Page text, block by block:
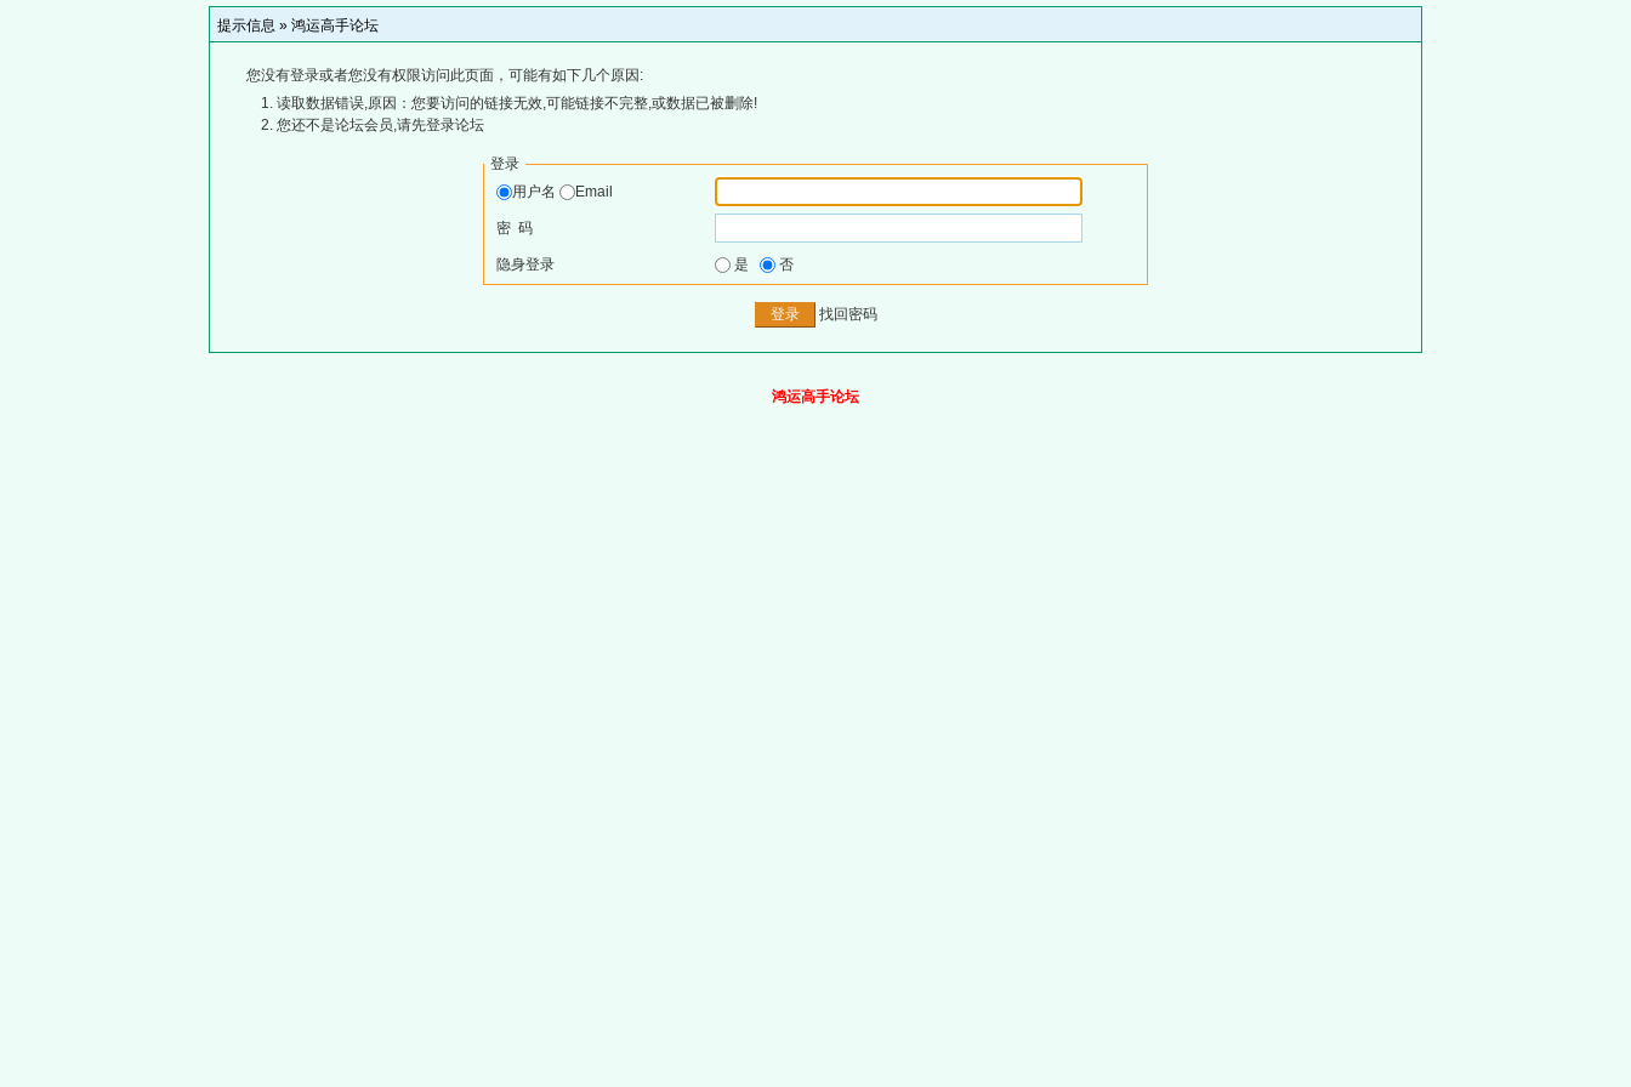
提示信息 » 鸿运高手论坛
您没有登录或者您没有权限访问此页面，可能有如下几个原因:
读取数据错误,原因：您要访问的链接无效,可能链接不完整,或数据已被删除!
您还不是论坛会员,请先登录论坛
登录
用户名
Email
密 码
隐身登录 是 否
找回密码
鸿运高手论坛